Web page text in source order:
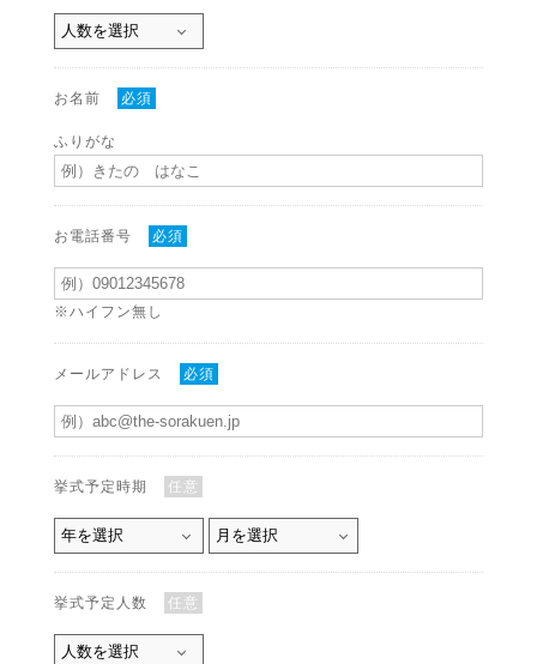
お名前 必須
ふりがな
お電話番号 必須
※ハイフン無し
メールアドレス 必須
挙式予定時期 任意
挙式予定人数 任意